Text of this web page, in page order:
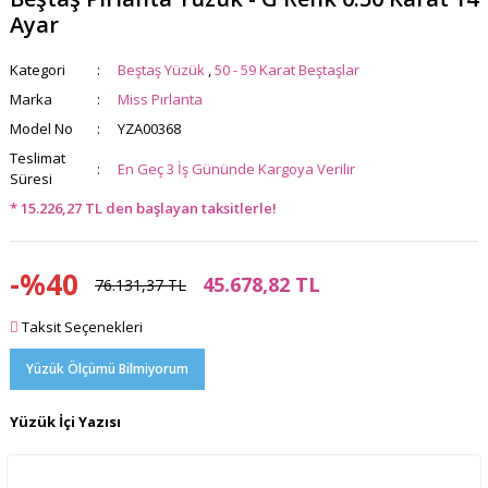
Ayar
Kategori Beştaş Yüzük ,50 - 59 Karat Beştaşlar
Marka
Miss Pırlanta
Model No
YZA00368
Teslimat
Süresi
En Geç 3 İş Gününde Kargoya Verilir
* 15.226,27 TL den başlayan taksitlerle!
-%40 76.131,37 TL 45.678,82 TL
Taksit Seçenekleri
Yüzük Ölçümü Bilmiyorum
Yüzük İçi Yazısı